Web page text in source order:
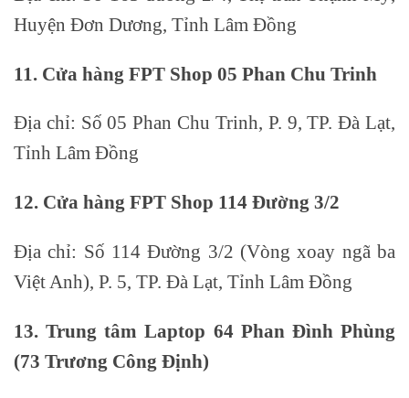
Huyện Đơn Dương, Tỉnh Lâm Đồng
11. Cửa hàng FPT Shop 05 Phan Chu Trinh
Địa chỉ: Số 05 Phan Chu Trinh, P. 9, TP. Đà Lạt,
Tỉnh Lâm Đồng
12. Cửa hàng FPT Shop 114 Đường 3/2
Địa chỉ: Số 114 Đường 3/2 (Vòng xoay ngã ba
Việt Anh), P. 5, TP. Đà Lạt, Tỉnh Lâm Đồng
13. Trung tâm Laptop 64 Phan Đình Phùng
(73 Trương Công Định)